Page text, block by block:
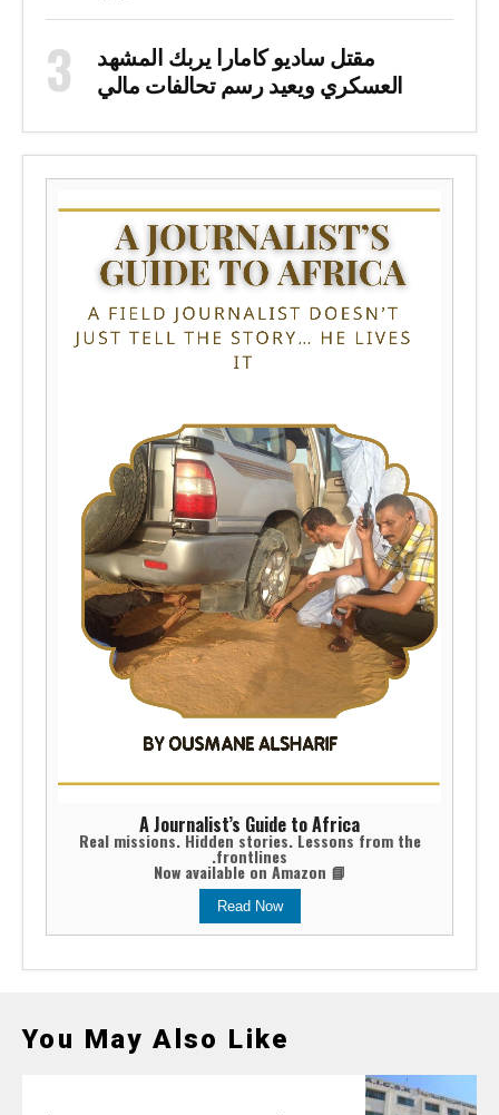
مقتل ساديو كامارا يربك المشهد
العسكري ويعيد رسم تحالفات مالي
A Journalist’s Guide to Africa
Real missions. Hidden stories. Lessons from the
frontlines.
📘 Now available on Amazon
Read Now
You May Also Like